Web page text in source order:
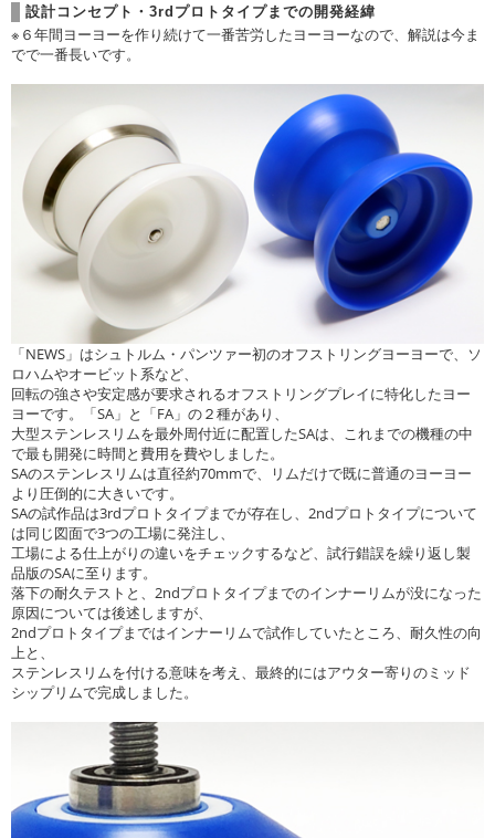
設計コンセプト・3rdプロトタイプまでの開発経緯
※６年間ヨーヨーを作り続けて一番苦労したヨーヨーなので、解説は今ま
でで一番長いです。
「NEWS」はシュトルム・パンツァー初のオフストリングヨーヨーで、ソ
ロハムやオービット系など、
回転の強さや安定感が要求されるオフストリングプレイに特化したヨー
ヨーです。「SA」と「FA」の２種があり、
大型ステンレスリムを最外周付近に配置したSAは、これまでの機種の中
で最も開発に時間と費用を費やしました。
SAのステンレスリムは直径約70mmで、リムだけで既に普通のヨーヨー
より圧倒的に大きいです。
SAの試作品は3rdプロトタイプまでが存在し、2ndプロトタイプについて
は同じ図面で3つの工場に発注し、
工場による仕上がりの違いをチェックするなど、試行錯誤を繰り返し製
品版のSAに至ります。
落下の耐久テストと、2ndプロトタイプまでのインナーリムが没になった
原因については後述しますが、
2ndプロトタイプまではインナーリムで試作していたところ、耐久性の向
上と、
ステンレスリムを付ける意味を考え、最終的にはアウター寄りのミッド
シップリムで完成しました。